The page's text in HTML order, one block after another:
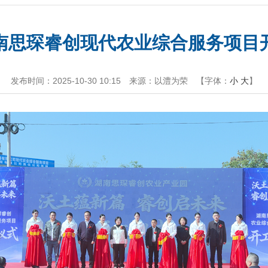
思琛睿创现代农业综合服务项目
发布时间：2025-10-30 10:15 来源：以澧为荣 【字体： 小 大】